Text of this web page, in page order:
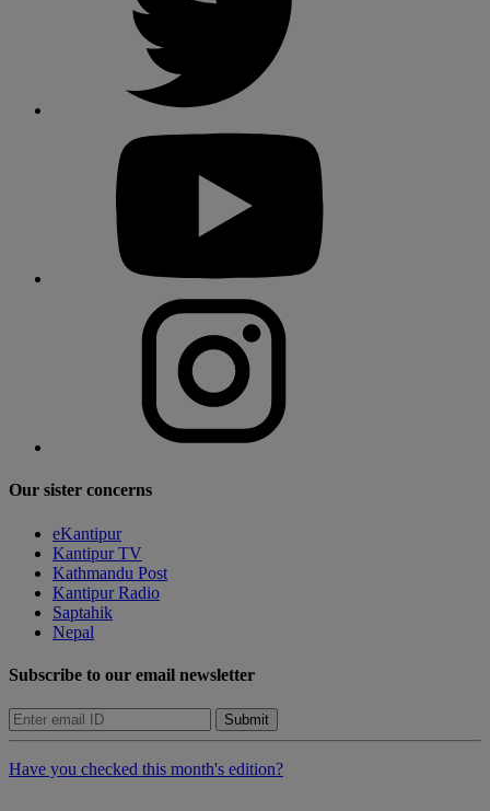
Our sister concerns
eKantipur
Kantipur TV
Kathmandu Post
Kantipur Radio
Saptahik
Nepal
Subscribe to our email newsletter
Submit
Have you checked this month's edition?